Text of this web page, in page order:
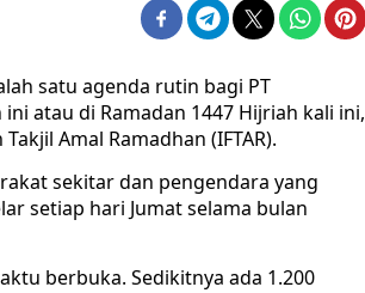
satu agenda rutin bagi PT
atau di Ramadan 1447 Hijriah kali ini,
Amal Ramadhan (IFTAR).
sekitar dan pengendara yang
setiap hari Jumat selama bulan
berbuka. Sedikitnya ada 1.200